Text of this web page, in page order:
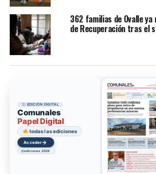
362 familias de Ovalle
de Recuperación tras el
EDICIÓN DIGITAL
Comunales
Papel Digital
todas las ediciones
Acceder→
ediciones 2026